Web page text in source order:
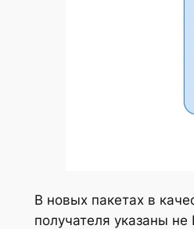
В новых пакетах в
получателя указаны не